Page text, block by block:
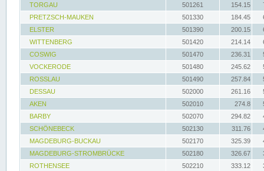
TORGAU
501261 154.15
PRETZSCH-MAUKEN
501330 184.45
ELSTER
501390 200.15
WITTENBERG
501420 214.14
COSWIG
501470 236.31
VOCKERODE
501480 245.62
ROSSLAU
501490 257.84
DESSAU
502000 261.16
AKEN
502010 274.8
BARBY
502070 294.82
SCHÖNEBECK
502130 311.76
MAGDEBURG-BUCKAU
502170 325.39
MAGDEBURG-STROMBRÜCKE
502180 326.67
ROTHENSEE
502210 333.12